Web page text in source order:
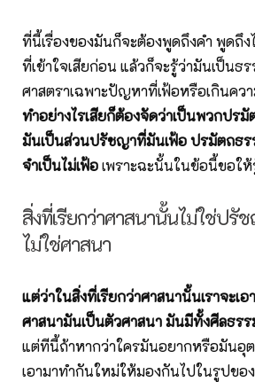
ที่นี้เรื่องของมันก็จะต้องพูดถึงคำ พูดถึ
ที่เข้าใจเสียก่อน แล้วก็จะรู้ว่ามันเป็นธ
ศาสตราเฉพาะปัญหาที่เฟ้อหรือเกินคว
ทำอย่างไรเสียก็ต้องจัดว่าเป็นพวกปร
มันเป็นส่วนปรัชญาที่มันเฟ้อ ปรมัตถธ
จำเป็นไม่เฟ้อเพราะฉะนั้นในข้อนี้ขอใ
สิ่งที่เรียกว่าศาสนานั้นไม่ใช่ป
ไม่ใช่ศาสนา
แต่ว่าในสิ่งที่เรียกว่าศาสนานั้นเราจะ
ศาสนามันเป็นตัวศาสนา มันมีทั้งศีลธร
แต่ทีนี้ถ้าหากว่าใครมันอยากหรือมันอุ
เอามาทำกันใหม่ให้มองกันไปในรูปข